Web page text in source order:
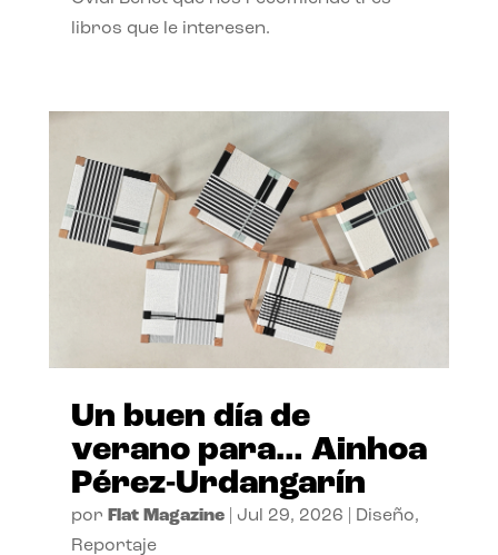
libros que le interesen.
Un buen día de
verano para… Ainhoa
Pérez-Urdangarín
por Flat Magazine| Jul 29, 2026 Diseño,
Reportaje